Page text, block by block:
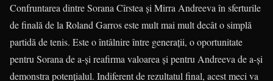
Confruntarea dintre Sorana Cîrstea și Mirra Andreeva în sferturile
de finală de la Roland Garros este mult mai mult decât o simplă
partidă de tenis. Este o întâlnire între generații, o oportunitate
pentru Sorana de a-și reafirma valoarea și pentru Andreeva de a-și
demonstra potențialul. Indiferent de rezultatul final, acest meci va